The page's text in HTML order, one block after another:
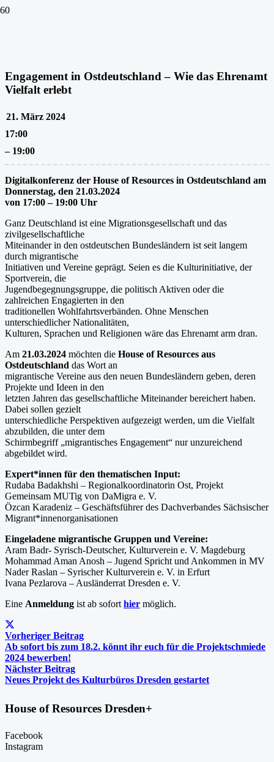
Engagement in Ostdeutschland – Wie das Ehrenamt
Vielfalt erlebt
21. März 2024
17:00
– 19:00
Digitalkonferenz der House of Resources in Ostdeutschland am
Donnerstag, den 21.03.2024
von 17:00 – 19:00 Uhr
Ganz Deutschland ist eine Migrationsgesellschaft und das
zivilgesellschaftliche
Miteinander in den ostdeutschen Bundesländern ist seit langem
durch migrantische
Initiativen und Vereine geprägt. Seien es die Kulturinitiative, der
Sportverein, die
Jugendbegegnungsgruppe, die politisch Aktiven oder die
zahlreichen Engagierten in den
traditionellen Wohlfahrtsverbänden. Ohne Menschen
unterschiedlicher Nationalitäten,
Kulturen, Sprachen und Religionen wäre das Ehrenamt arm dran.
Am 21.03.2024 möchten die House of Resources aus
Ostdeutschland das Wort an
migrantische Vereine aus den neuen Bundesländern geben, deren
Projekte und Ideen in den
letzten Jahren das gesellschaftliche Miteinander bereichert haben.
Dabei sollen gezielt
unterschiedliche Perspektiven aufgezeigt werden, um die Vielfalt
abzubilden, die unter dem
Schirmbegriff „migrantisches Engagement“ nur unzureichend
abgebildet wird.
Expert*innen für den thematischen Input:
Rudaba Badakhshi – Regionalkoordinatorin Ost, Projekt
Gemeinsam MUTig von DaMigra e. V.
Özcan Karadeniz – Geschäftsführer des Dachverbandes Sächsischer
Migrant*innenorganisationen
Eingeladene migrantische Gruppen und Vereine:
Aram Badr- Syrisch-Deutscher, Kulturverein e. V. Magdeburg
Mohammad Aman Anosh – Jugend Spricht und Ankommen in MV
Nader Raslan – Syrischer Kulturverein e. V. in Erfurt
Ivana Pezlarova – Ausländerrat Dresden e. V.
Eine Anmeldung ist ab sofort hier möglich.
Vorheriger Beitrag
Ab sofort bis zum 18.2. könnt ihr euch für die Projektschmiede
2024 bewerben!
Nächster Beitrag
Neues Projekt des Kulturbüros Dresden gestartet
House of Resources Dresden+
Facebook
Instagram